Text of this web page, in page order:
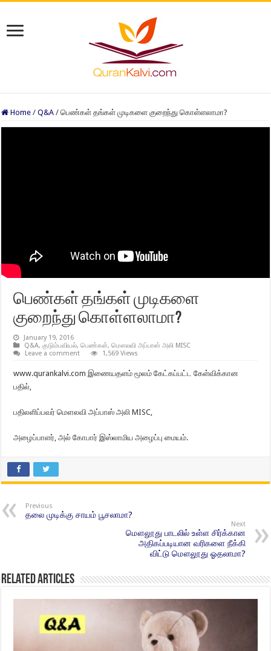
Home / Q&A / பெண்கள் தங்கள் முடிகளை குறைந்து கொள்ளலாமா?
பெண்கள் தங்கள் முடிகளை
குறைந்து கொள்ளலாமா?
January 19, 2016
Q&A,குடும்பவியல்,பெண்கள்,மௌலவி அப்பாஸ் அலி MISC
Leave a comment
1,569 Views
www.qurankalvi.com இணையதளம் மூலம் கேட்கப்பட்ட கேள்விக்கான
பதில்,
பதிலளிப்பவர் மௌலவி அப்பாஸ் அலி MISC,
அழைப்பாளர், அல் கோபார் இஸ்லாமிய அழைப்பு மையம்.
Previous
தலை முடிக்கு சாயம் பூசலாமா?
Next
மௌலூது பாடலில் உள்ள சிர்க்கான
அதிகப்படியான வரிகளை நீக்கி
விட்டு மௌலூது ஓதலாமா?
Related Articles